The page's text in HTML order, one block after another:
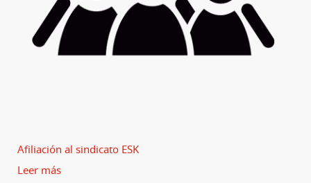
Afiliación al sindicato ESK
Leer más